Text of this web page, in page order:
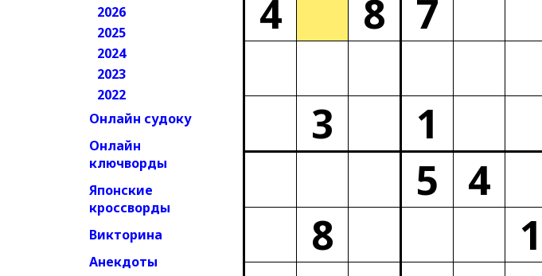
2026
2025
2024
2023
2022
Онлайн судоку
Онлайн
ключворды
Японские
кроссворды
Викторина
Анекдоты
4 8
7
3
1
5 4
8
1